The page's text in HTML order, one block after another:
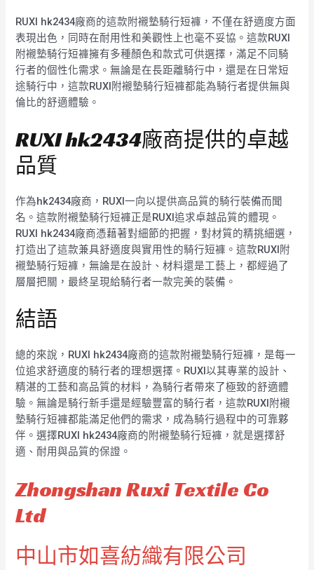
RUXI hk2434廠商的這款附襯墊騎行短褲，不僅在舒適度方面
表現出色，同時在耐用性和美觀性上也毫不妥協。這款RUXI
附襯墊騎行短褲擁有多種顏色和款式可供選擇，滿足不同騎
行者的個性化需求。無論是在長距離騎行中，還是在日常短
途騎行中，這款RUXI附襯墊騎行短褲都能為騎行者提供無與
倫比的舒適體驗。
RUXI hk2434廠商提供的卓越
品質
作為hk2434廠商，RUXI一向以提供高品質的騎行裝備而聞
名。這款附襯墊騎行短褲正是RUXI追求卓越品質的體現。
RUXI hk2434廠商憑藉著對細節的把握，對材質的精挑細選，
打造出了這款兼具舒適度與實用性的騎行短褲。這款RUXI附
襯墊騎行短褲，無論是在設計、材料還是工藝上，都經過了
層層把關，最終呈現給騎行者一款完美的裝備。
結語
總的來說，RUXI hk2434廠商的這款附襯墊騎行短褲，是每一
位追求舒適度的騎行者的理想選擇。RUXI以其專業的設計、
精湛的工藝和高品質的材料，為騎行者帶來了極致的舒適體
驗。無論是騎行新手還是經驗豐富的騎行者，這款RUXI附襯
墊騎行短褲都能滿足他們的需求，成為騎行過程中的可靠夥
伴。選擇RUXI hk2434廠商的附襯墊騎行短褲，就是選擇舒
適、耐用與品質的保證。
Zhongshan Ruxi Textile Co
Ltd
中山市如喜紡織有限公司